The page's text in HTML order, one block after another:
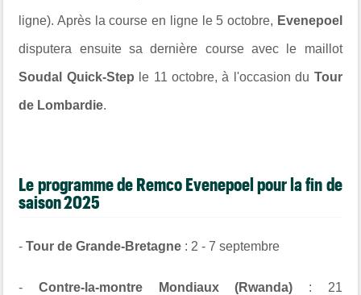
ligne). Après la course en ligne le 5 octobre, Evenepoel
disputera ensuite sa dernière course avec le maillot
Soudal Quick-Step le 11 octobre, à l'occasion du Tour
de Lombardie.
Le programme de Remco Evenepoel pour la fin de
saison 2025
-Tour de Grande-Bretagne : 2 - 7 septembre
-Contre-la-montre Mondiaux (Rwanda) : 21